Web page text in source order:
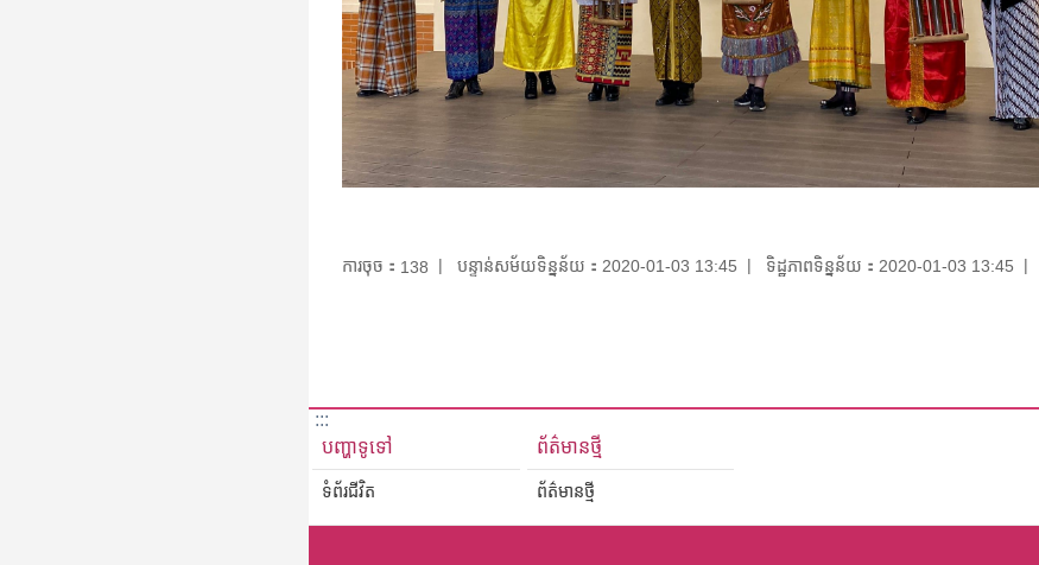
ការចុច： 138 បន្ទាន់សម័យទិន្នន័យ：2020-01-03 13:45 ទិដ្ឋភាពទិន្នន័យ：2020-01-03 13:45
:::
បញ្ហាទូទៅ
ទំព័រជីវិត
ព័ត៌មានថ្មី
ព័ត៌មានថ្មី